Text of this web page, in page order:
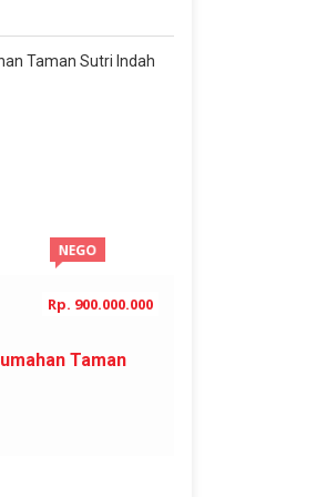
JUAL
Rp. 900.000.000
NEGO
Taman